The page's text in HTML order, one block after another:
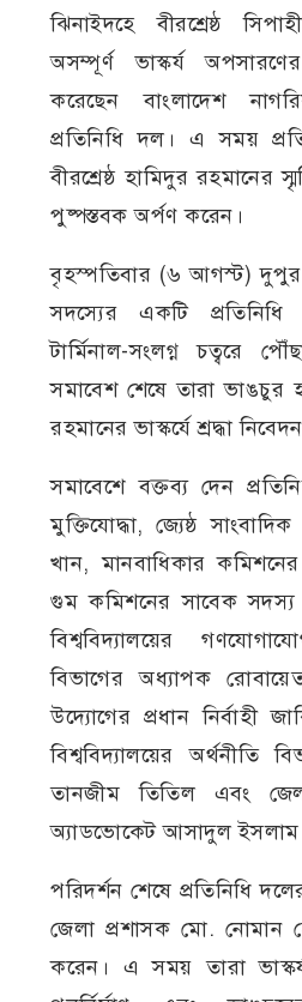
ঝিনাইদহে বীরশ্রেষ্ঠ
অসম্পূর্ণ ভাস্কর্য
করেছেন বাংলাদেশ
প্রতিনিধি দল। এ সময়
বীরশ্রেষ্ঠ হামিদুর রহমানের
পুষ্পস্তবক অর্পণ করেন।
বৃহস্পতিবার (৬ আগস্ট) দুপুর
সদস্যের একটি
টার্মিনাল-সংলগ্ন চত্বরে
সমাবেশ শেষে তারা ভাঙচুর
রহমানের ভাস্কর্যে শ্রদ্ধা
সমাবেশে বক্তব্য দেন
মুক্তিযোদ্ধা, জ্যেষ্ঠ
খান, মানবাধিকার
গুম কমিশনের সাবেক সদস্য
বিশ্ববিদ্যালয়ের
বিভাগের অধ্যাপক
উদ্যোগের প্রধান নির্বাহী
বিশ্ববিদ্যালয়ের অর্থনীতি
তানজীম তিতিল এবং
অ্যাডভোকেট আসাদুল
পরিদর্শন শেষে প্রতিনিধি
জেলা প্রশাসক মো. নোমান
করেন। এ সময় তারা